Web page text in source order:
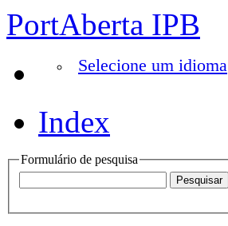
PortAberta IPB
Selecione um idioma
Index
Formulário de pesquisa